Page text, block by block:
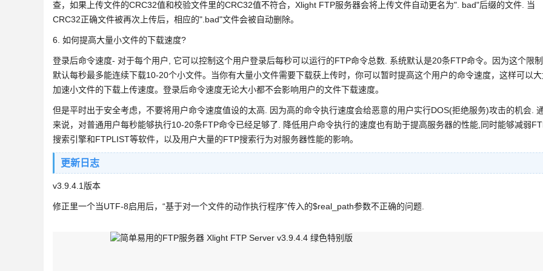
查，如果上传文件的CRC32值和校验文件里的CRC32值不符合，Xlight FTP服务器会将上传文件自动更名为". bad"后缀的文件. 当
CRC32正确文件被再次上传后，相应的".bad"文件会被自动删除。
6. 如何提高大量小文件的下载速度?
登录后命令速度- 对于每个用户, 它可以控制这个用户登录后每秒可以运行的FTP命令总数. 系统默认是20条FTP命令。因为这个限制
默认每秒最多能连续下载10-20个小文件。当你有大量小文件需要下载获上传时，你可以暂时提高这个用户的命令速度，这样可以
加速小文件的下载上传速度。登录后命令速度无论大小都不会影响用户的文件下载速度。
但是平时出于安全考虑，不要将用户命令速度值设的太高. 因为高的命令执行速度会给恶意的用户实行DOS(拒绝服务)攻击的机会.
来说，对普通用户每秒能够执行10-20条FTP命令已经足够了. 降低用户命令执行的速度也有助于提高服务器的性能,同时能够减弱
搜索引擎和FTPLIST等软件，以及用户大量的FTP搜索行为对服务器性能的影响。
更新日志
v3.9.4.1版本
修正里一个当UTF-8启用后，“基于对一个文件的动作执行程序”传入的$real_path参数不正确的问题.